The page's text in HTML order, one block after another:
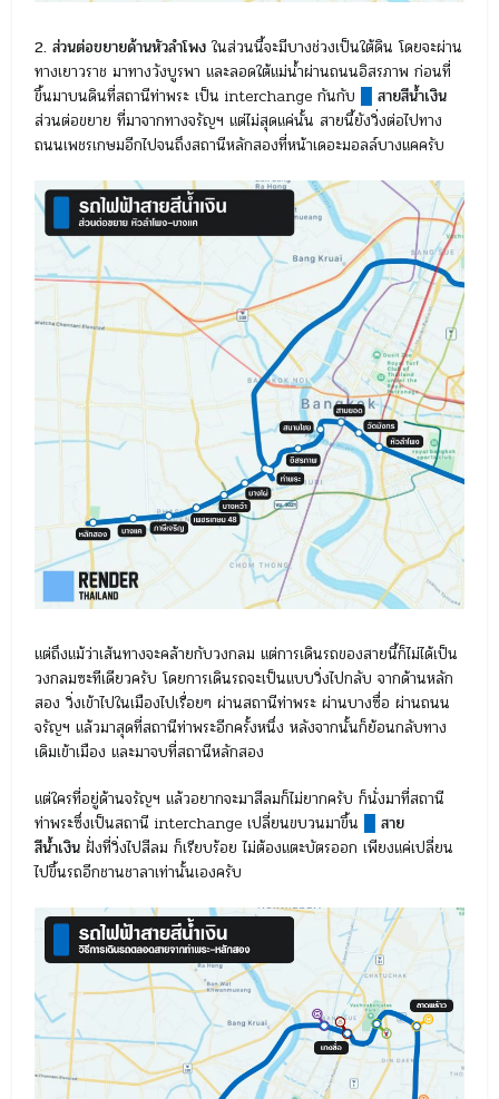
2. ส่วนต่อขยายด้านหัวลำโพง ในส่วนนี้จะมีบางช่วงเป็นใต้ดิน โดยจะผ่าน
ทางเยาวราช มาทางวังบูรพา และลอดใต้แม่น้ำผ่านถนนอิสรภาพ ก่อนที่
ขึ้นมาบนดินที่สถานีท่าพระ เป็น interchange กันกับ
█สายสีน้ำเงิน
ส่วนต่อขยาย ที่มาจากทางจรัญฯ แต่ไม่สุดแค่นั้น สายนี้ยังวิ่งต่อไปทาง
ถนนเพชรเกษมอีกไปจนถึงสถานีหลักสองที่หน้าเดอะมอลล์บางแคครับ
แต่ถึงแม้ว่าเส้นทางจะคล้ายกับวงกลม แต่การเดินรถของสายนี้ก็ไม่ได้เป็น
วงกลมซะทีเดียวครับ โดยการเดินรถจะเป็นแบบวิ่งไปกลับ จากด้านหลัก
สอง วิ่งเข้าไปในเมืองไปเรื่อยๆ ผ่านสถานีท่าพระ ผ่านบางซื่อ ผ่านถนน
จรัญฯ แล้วมาสุดที่สถานีท่าพระอีกครั้งหนึ่ง หลังจากนั้นก็ย้อนกลับทาง
เดิมเข้าเมือง และมาจบที่สถานีหลักสอง
แต่ใครที่อยู่ด้านจรัญฯ แล้วอยากจะมาสีลมก็ไม่ยากครับ ก็นั่งมาที่สถานี
ท่าพระซึ่งเป็นสถานี interchange เปลี่ยนขบวนมาขึ้น
█สาย
สีน้ำเงินฝั่งที่วิ่งไปสีลม ก็เรียบร้อย ไม่ต้องแตะบัตรออก เพียงแค่เปลี่ยน
ไปขึ้นรถอีกชานชาลาเท่านั้นเองครับ
ตัว
ไฟล์
วิดีโอ